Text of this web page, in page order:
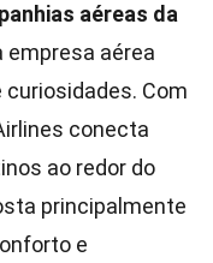
aéreas da
empresa aérea
Com
conecta
ao redor do
principalmente
e